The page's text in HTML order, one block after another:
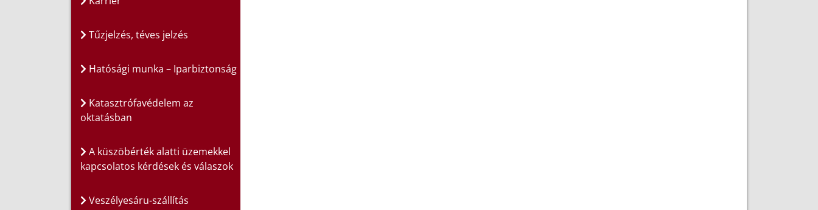
Tűzjelzés, téves jelzés
Hatósági munka – Iparbiztonság
Katasztrófavédelem az
oktatásban
A küszöbérték alatti üzemekkel
kapcsolatos kérdések és válaszok
Veszélyesáru-szállítás